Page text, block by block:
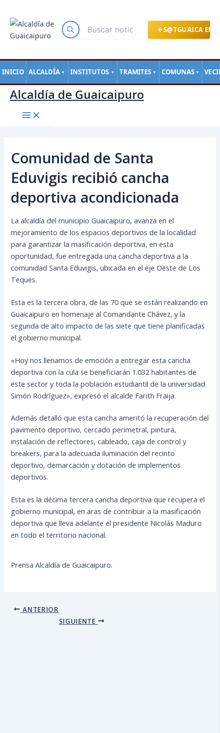
S@TGUAICA EN
INICIO ALCALDÍA ▼ INSTITUTOS ▼ TRAMITES ▼ COMUNAS ▼
contenido
Alcaldía de Guaicaipuro
Comunidad de Santa
Eduvigis recibió cancha
deportiva acondicionada
La alcaldía del municipio Guaicaipuro, avanza en el
mejoramiento de los espacios deportivos de la localidad
para garantizar la masificación deportiva, en esta
oportunidad, fue entregada una cancha deportiva a la
comunidad Santa Eduvigis, ubicada en el eje Oeste de Los
Teques.
Esta es la tercera obra, de las 70 que se están realizando en
Guaicaipuro en homenaje al Comandante Chávez, y la
segunda de alto impacto de las siete que tiene planificadas
el gobierno municipal.
«Hoy nos llenamos de emoción a entregar esta cancha
deportiva con la cula se beneficiarán 1.032 habitantes de
este sector y toda la población estudiantil de la universidad
Simón Rodríguez», expresó el alcalde Farith Fraija.
Además detalló que esta cancha ameritó la recuperación del
pavimento deportivo, cercado perimetral, pintura,
instalación de reflectores, cableado, caja de control y
breakers, para la adecuada iluminación del recinto
deportivo, demarcación y dotación de implementos
deportivos.
Esta es la décima tercera cancha deportiva que recupera el
gobierno municipal, en aras de contribuir a la masificación
deportiva que lleva adelante el presidente Nicolás Maduro
en todo el territorio nacional.
Prensa Alcaldía de Guaicaipuro.
de
entradas
ANTERIOR
SIGUIENTE